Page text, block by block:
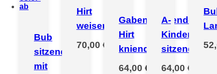
Bub
sitzend
mit
Hirt
weisend
70,00 €
Gabenbringender
Hirt
kniend
64,00 €
A-
Kinderpaar
sitzend
64,00 €